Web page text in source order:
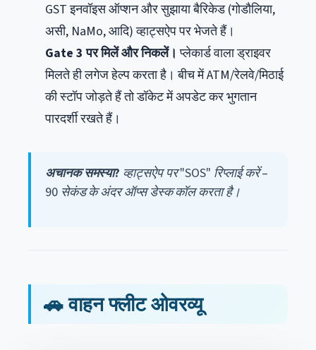
GST इनवॉइस ऑप्शन और सुझाया बैरिकेड (गोडौलिया,
असी, NaMo, आदि) व्हाट्सऐप पर भेजते हैं।
Gate 3 पर मिलें और निकलें। प्लेकार्ड वाला ड्राइवर
मिलते ही लगेज हेल्प करता है। बीच में ATM/रेलवे/मिठाई
की स्टॉप जोड़ते हैं तो डॉकेट में अपडेट कर भुगतान
पारदर्शी रखते हैं।
अचानक समस्या? व्हाट्सऐप पर "SOS" रिप्लाई करें –
90 सेकंड के अंदर ऑप्स डेस्क कॉल करता है।
🚗 वाहन फ्लीट ओवरव्यू